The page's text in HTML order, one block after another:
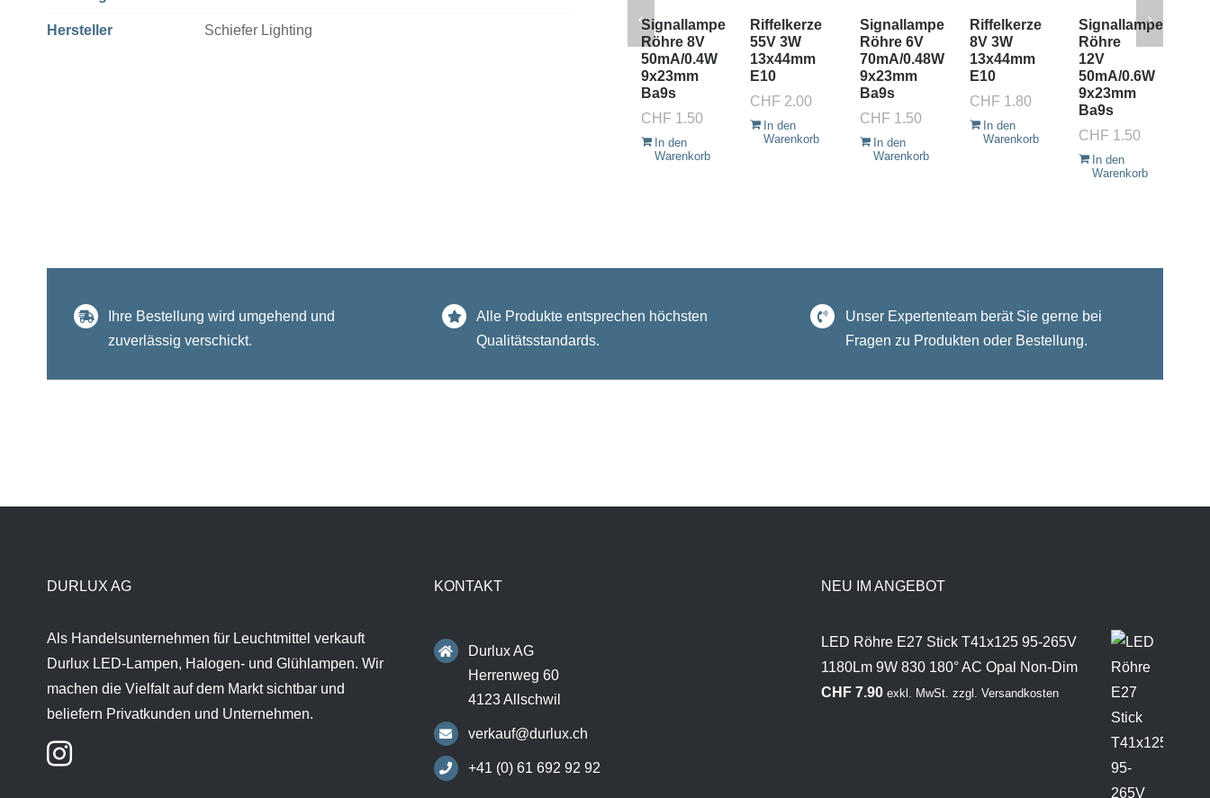
Hersteller Schiefer Lighting
Signallampe
Röhre 8V
50mA/0.4W
9x23mm
Ba9s
CHF 1.50
In den
Warenkorb
Riffelkerze
55V 3W
13x44mm
E10
CHF 2.00
In den
Warenkorb
Signallampe
Röhre 6V
70mA/0.48W
9x23mm
Ba9s
CHF 1.50
In den
Warenkorb
Riffelkerze
8V 3W
13x44mm
E10
CHF 1.80
In den
Warenkorb
Signallampe
Röhre
12V
50mA/0.6W
9x23mm
Ba9s
CHF 1.50
In den
Warenkorb
Ihre Bestellung wird umgehend und
zuverlässig verschickt.
Alle Produkte entsprechen höchsten
Qualitätsstandards.
Unser Expertenteam berät Sie gerne bei
Fragen zu Produkten oder Bestellung.
DURLUX AG
Als Handelsunternehmen für Leuchtmittel verkauft
Durlux LED-Lampen, Halogen- und Glühlampen. Wir
machen die Vielfalt auf dem Markt sichtbar und
beliefern Privatkunden und Unternehmen.
KONTAKT
Durlux AG
Herrenweg 60
4123 Allschwil
verkauf@durlux.ch
+41 (0) 61 692 92 92
NEU IM ANGEBOT
LED Röhre E27 Stick T41x125 95-265V
1180Lm 9W 830 180° AC Opal Non-Dim
CHF7.90 exkl. MwSt. zzgl. Versandkosten